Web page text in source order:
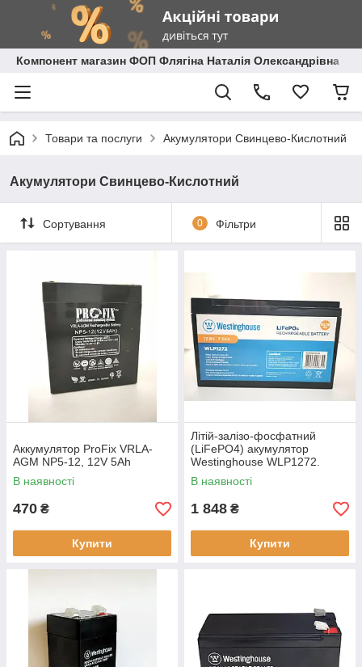
Компонент магазин ФОП Флягіна Наталія Олександрівна
Товари та послуги Акумулятори Свинцево-Кислотний
Акумулятори Свинцево-Кислотний
Сортування 0 Фільтри
Аккумулятор ProFix VRLA-
AGM NP5-12, 12V 5Ah
В наявності
470 ₴
Купити
Літій-залізо-фосфатний
(LiFePO4) акумулятор
Westinghouse WLP1272.
12,8в /7,2 А
В наявності
1 848 ₴
Купити